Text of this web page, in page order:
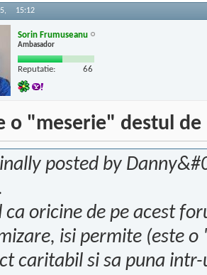
15:12
Sorin Frumuseanu
Ambasador
Reputatie: 66
o "meserie" destul de
posted by
ca oricine de pe acest
isi permite (este o
caritabil si sa puna